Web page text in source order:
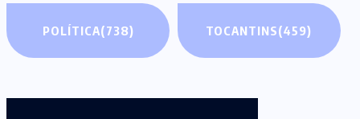
POLÍTICA(738) TOCANTINS(459)